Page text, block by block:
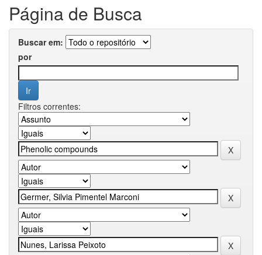
Página de Busca
Buscar em:
por
Filtros correntes: